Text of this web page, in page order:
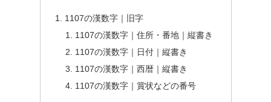
1107の漢数字｜旧字
1107の漢数字｜住所・番地｜縦書き
1107の漢数字｜日付｜縦書き
1107の漢数字｜西暦｜縦書き
1107の漢数字｜賞状などの番号